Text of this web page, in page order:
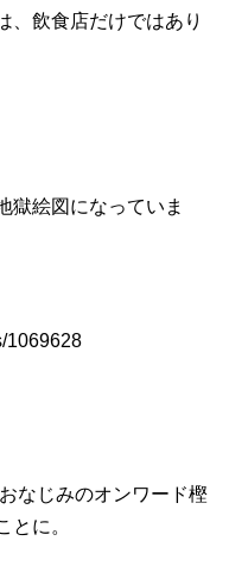
、飲食店だけではあり
獄絵図になっていま
1069628
なじみのオンワード樫
とに。